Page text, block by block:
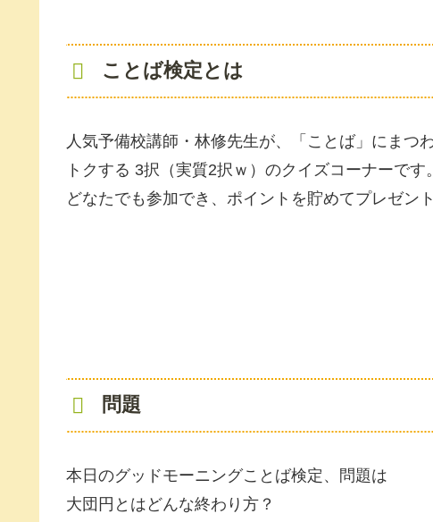
ことば検定とは
人気予備校講師・林修先生が、「ことば」にまつ
トクする 3択（実質2択ｗ）のクイズコーナーです。
どなたでも参加でき、ポイントを貯めてプレゼン
問題
本日のグッドモーニングことば検定、問題は
大団円とはどんな終わり方？